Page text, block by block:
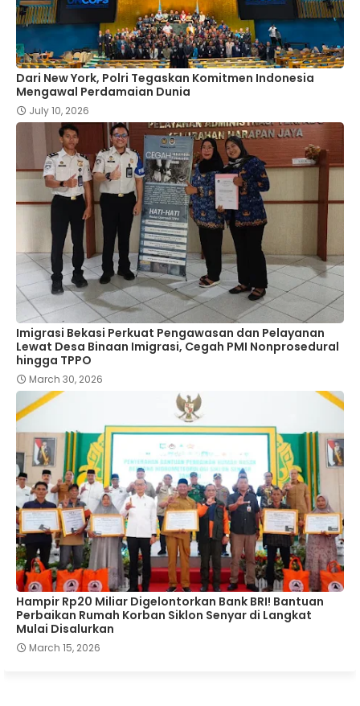
Dari New York, Polri Tegaskan Komitmen Indonesia
Mengawal Perdamaian Dunia
July 10, 2026
Imigrasi Bekasi Perkuat Pengawasan dan Pelayanan
Lewat Desa Binaan Imigrasi, Cegah PMI Nonprosedural
hingga TPPO
March 30, 2026
Hampir Rp20 Miliar Digelontorkan Bank BRI! Bantuan
Perbaikan Rumah Korban Siklon Senyar di Langkat
Mulai Disalurkan
March 15, 2026